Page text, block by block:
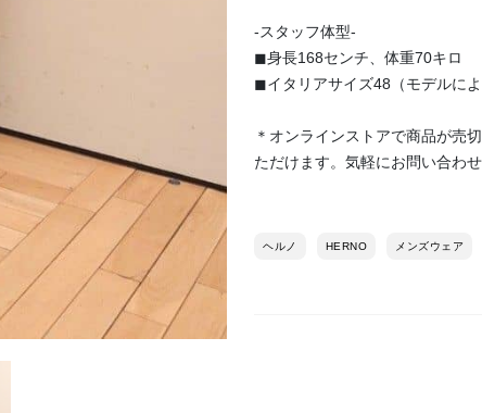
-スタッフ体型-
◼︎身長168センチ、体重70キロ
◼︎イタリアサイズ48（モデルによ
＊オンラインストアで商品が売
ただけます。気軽にお問い合わせ
ヘルノ HERNO メンズウェア